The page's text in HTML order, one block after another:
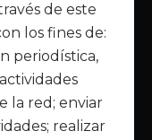
de este
los fines de:
periodística,
la red; enviar
realizar